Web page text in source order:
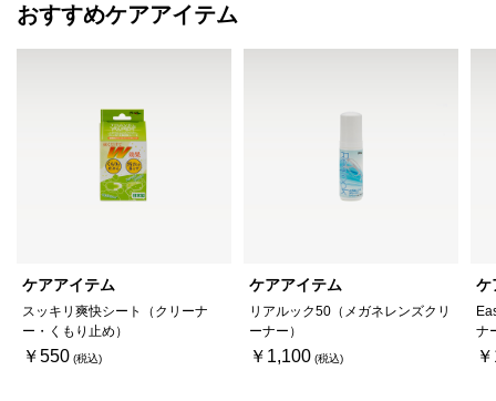
おすすめケアアイテム
ケアアイテム
スッキリ爽快シート（クリーナ
ー・くもり止め）
￥550
ケアアイテム
リアルック50（メガネレンズクリ
ーナー）
￥1,100
ケ
ナ